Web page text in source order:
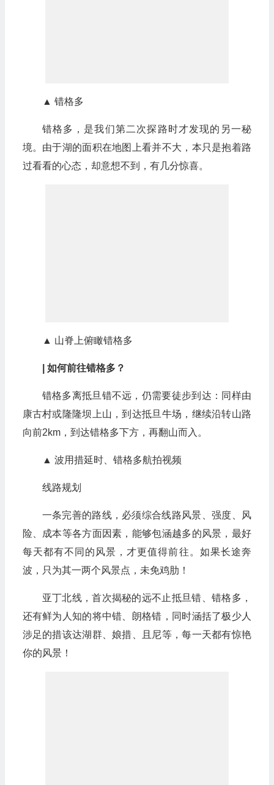
▲ 错格多
错格多，是我们第二次探路时才发现的另一秘
境。由于湖的面积在地图上看并不大，本只是抱着路
过看看的心态，却意想不到，有几分惊喜。
▲ 山脊上俯瞰错格多
| 如何前往错格多？
错格多离抵旦错不远，仍需要徒步到达：同样由
康古村或隆隆坝上山，到达抵旦牛场，继续沿转山路
向前2km，到达错格多下方，再翻山而入。
▲ 波用措延时、错格多航拍视频
线路规划
一条完善的路线，必须综合线路风景、强度、风
险、成本等各方面因素，能够包涵越多的风景，最好
每天都有不同的风景，才更值得前往。如果长途奔
波，只为其一两个风景点，未免鸡肋！
亚丁北线，首次揭秘的远不止抵旦错、错格多，
还有鲜为人知的将中错、朗格错，同时涵括了极少人
涉足的措该达湖群、娘措、且尼等，每一天都有惊艳
你的风景！